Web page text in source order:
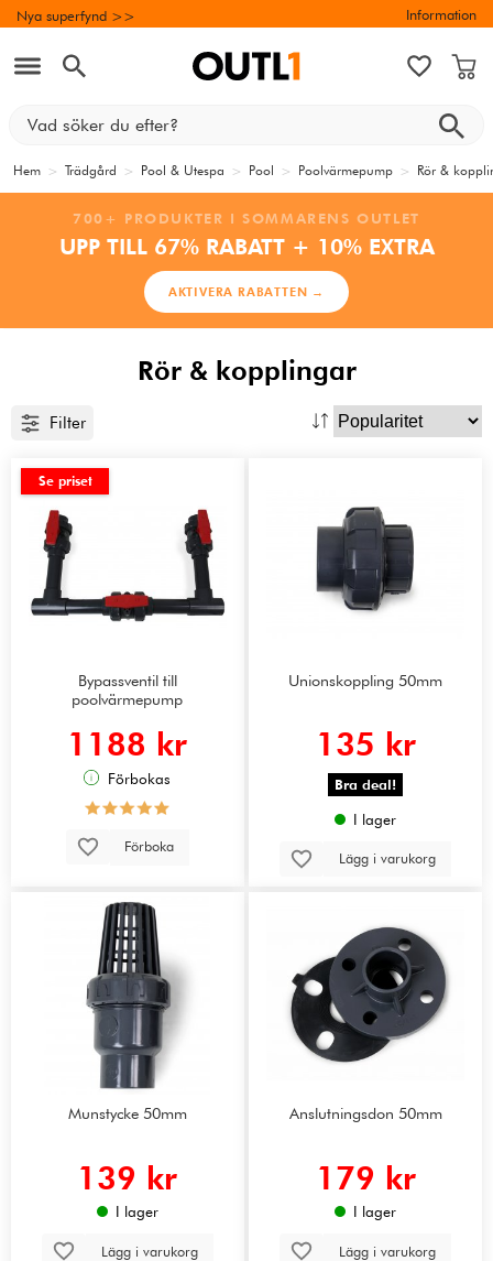
Nya superfynd >> Information
Hem > Trädgård > Pool & Utespa > Pool > Poolvärmepump > Rör &
700+ PRODUKTER I SOMMARENS OUTLET
UPP TILL 67% RABATT + 10% EXTRA
AKTIVERA RABATTEN →
Rör & kopplingar
Filter
Se priset
Bypassventil till
poolvärmepump
1188 kr
Förbokas
Förboka
Unionskoppling 50mm
135 kr
Bra deal!
I lager
Lägg i varukorg
Munstycke 50mm
139 kr
I lager
Lägg i varukorg
Anslutningsdon 50mm
179 kr
I lager
Lägg i varukorg